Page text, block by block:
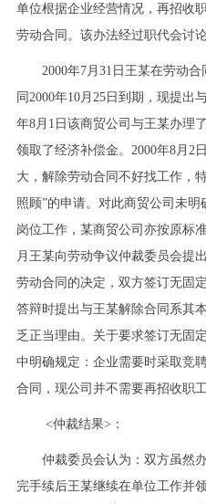
单位根据企业经营情况，再招收
劳动合同。该办法经过职代会讨
2000年7月31日王某在劳动合
同2000年10月25日到期，现提出
年8月1日该商贸公司与王某办理
领取了经济补偿金。2000年8月2
大，解除劳动合同不好找工作，
照顾”的申请。对此商贸公司未
岗位工作，某商贸公司亦按原标
月王某向劳动争议仲裁委员会提
劳动合同的决定，双方签订无固
答辩时提出与王某解除合同系其
乏正当理由。关于要求签订无固
中明确规定：企业需要时采取竞
合同，现公司并不需要再招收职
<仲裁结果>：
仲裁委员会认为：双方虽然办
完手续后王某继续在单位工作并